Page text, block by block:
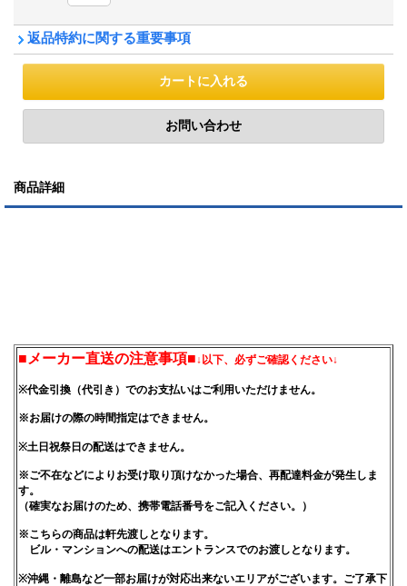
返品特約に関する重要事項
商品詳細
■メーカー直送の注意事項■↓以下、必ずご確認ください↓
※代金引換（代引き）でのお支払いはご利用いただけません。
※お届けの際の時間指定はできません。
※土日祝祭日の配送はできません。
※ご不在などによりお受け取り頂けなかった場合、再配達料金が発生しま
す。
（確実なお届けのため、携帯電話番号をご記入ください。）
※こちらの商品は軒先渡しとなります。
ビル・マンションへの配送はエントランスでのお渡しとなります。
※沖縄・離島など一部お届けが対応出来ないエリアがございます。ご了承下